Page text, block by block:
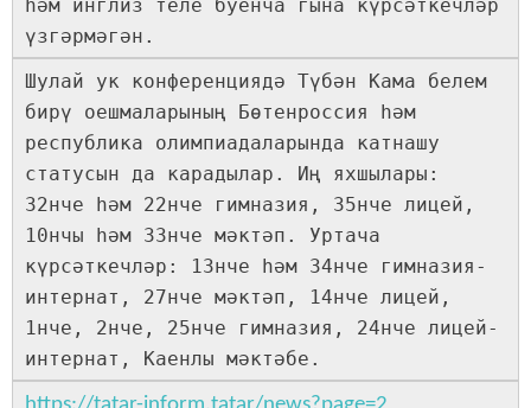
һәм инглиз теле буенча гына күрсәткечләр
үзгәрмәгән.
Шулай ук конференциядә Түбән Кама белем
бирү оешмаларының Бөтенроссия һәм
республика олимпиадаларында катнашу
статусын да карадылар. Иң яхшылары:
32нче һәм 22нче гимназия, 35нче лицей,
10нчы һәм 33нче мәктәп. Уртача
күрсәткечләр: 13нче һәм 34нче гимназия-
интернат, 27нче мәктәп, 14нче лицей,
1нче, 2нче, 25нче гимназия, 24нче лицей-
интернат, Каенлы мәктәбе.